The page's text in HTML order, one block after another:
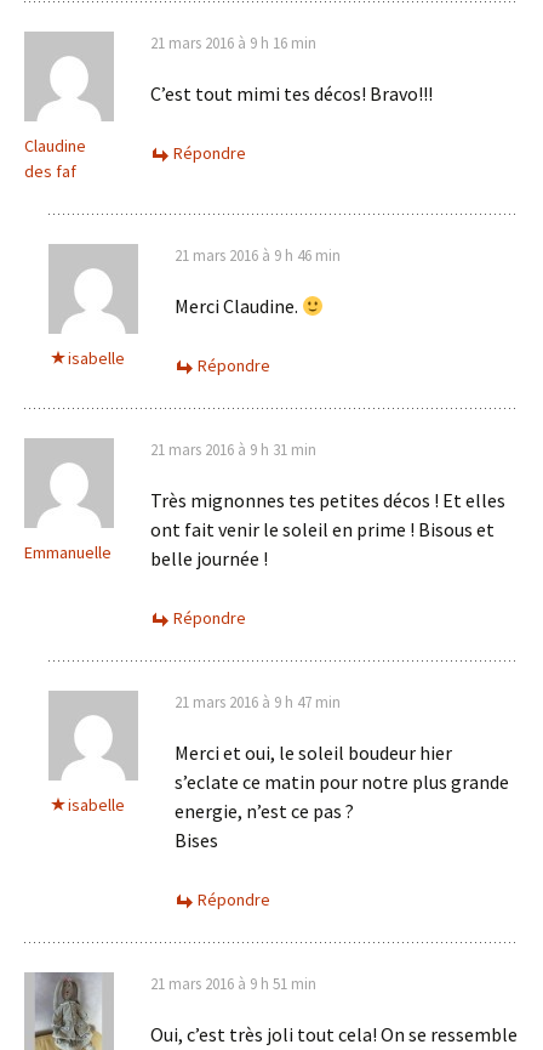
Claudine
des faf
21 mars 2016 à 9 h 16 min
C’est tout mimi tes décos! Bravo!!!
Répondre
isabelle
21 mars 2016 à 9 h 46 min
Merci Claudine.
Répondre
Emmanuelle
21 mars 2016 à 9 h 31 min
Très mignonnes tes petites décos ! Et elles
ont fait venir le soleil en prime ! Bisous et
belle journée !
Répondre
isabelle
21 mars 2016 à 9 h 47 min
Merci et oui, le soleil boudeur hier
s’eclate ce matin pour notre plus grande
energie, n’est ce pas ?
Bises
Répondre
21 mars 2016 à 9 h 51 min
Oui, c’est très joli tout cela! On se ressemble